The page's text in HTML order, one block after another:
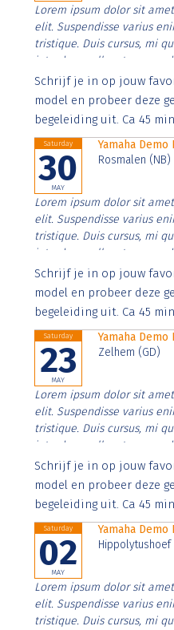
Lorem ipsum dolor sit
elit. Suspendisse varius
tristique. Duis cursus, mi
interdum nulla, ut
Aenean faucibus nibh et
imperdiet. Nunc ut sem
Schrijf je in op jouw
model en probeer deze
begeleiding uit. Ca 45
Saturday
30
MAY
Yamaha Demo
Rosmalen (NB)
Lorem ipsum dolor sit
elit. Suspendisse varius
tristique. Duis cursus, mi
interdum nulla, ut
Aenean faucibus nibh et
imperdiet. Nunc ut sem
Schrijf je in op jouw
model en probeer deze
begeleiding uit. Ca 45
Saturday
23
MAY
Yamaha Demo
Zelhem (GD)
Lorem ipsum dolor sit
elit. Suspendisse varius
tristique. Duis cursus, mi
interdum nulla, ut
Aenean faucibus nibh et
imperdiet. Nunc ut sem
Schrijf je in op jouw
model en probeer deze
begeleiding uit. Ca 45
Saturday
02
MAY
Yamaha Demo
Hippolytushoef
Lorem ipsum dolor sit
elit. Suspendisse varius
tristique. Duis cursus, mi